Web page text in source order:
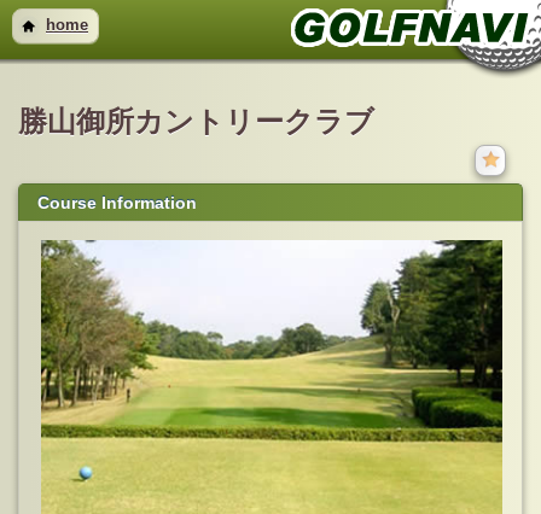
home
勝山御所カントリークラブ
Course Information